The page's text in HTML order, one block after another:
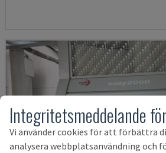
Integritetsmeddelande
Vi använder cookies för att förbättra
analysera webbplatsanvändning och